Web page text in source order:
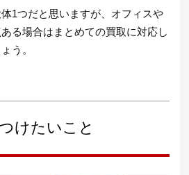
1つだと思いますが、オフィスや
る場合はまとめての買取に対応し
う。
けたいこと